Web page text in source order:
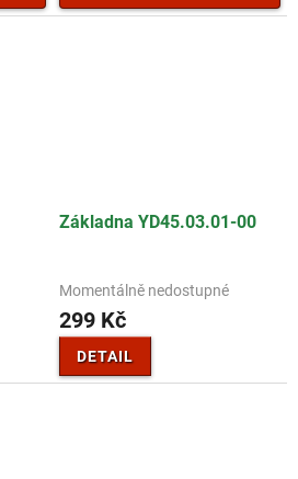
Základna YD45.03.01-00
Momentálně nedostupné
299 Kč
DETAIL